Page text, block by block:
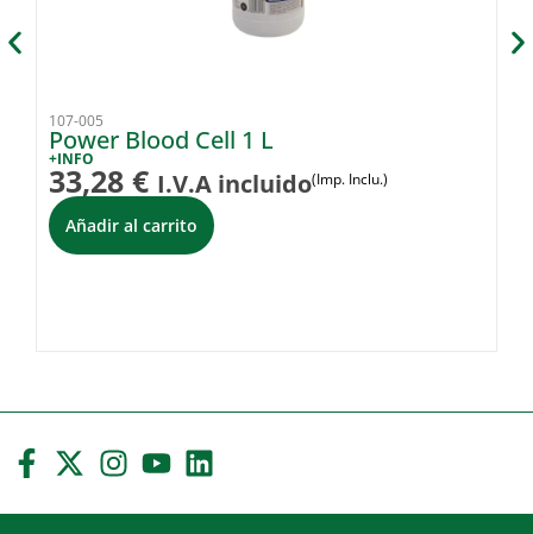
107-005
Power Blood Cell 1 L
+INFO
33,28 € I.V.A incluido(Imp. Inclu.)
Añadir al carrito